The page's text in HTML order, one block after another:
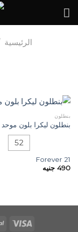
الرئيسية
بنطلون
بنطلون ليكرا بلون موحد
52
Forever 21
490 جنيه